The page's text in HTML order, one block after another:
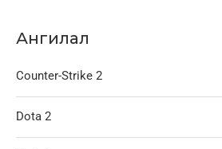
Ангилал
Counter-Strike 2
Dota 2